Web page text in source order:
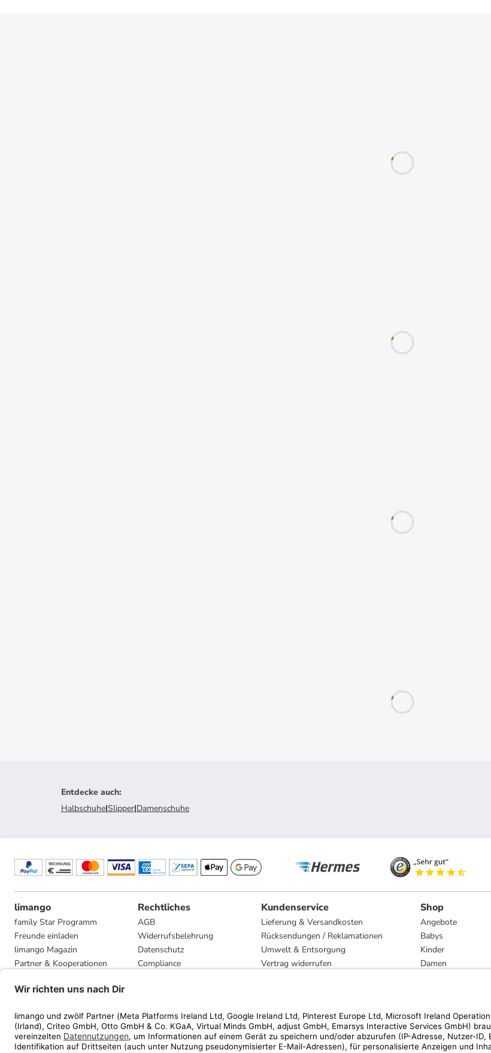
Entdecke auch:
Halbschuhe|Slipper|Damenschuhe
limango
family Star Programm
Freunde einladen
limango Magazin
Partner & Kooperationen
Presse
Rechtliches
AGB
Widerrufsbelehrung
Datenschutz
Compliance
Kundenservice
Lieferung & Versandkosten
Rücksendungen / Reklamationen
Umwelt & Entsorgung
Vertrag widerrufen
Shop
Angebote
Babys
Kinder
Damen
Marken